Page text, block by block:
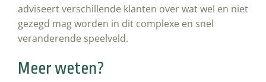
adviseert verschillende klanten over wat wel en niet
gezegd mag worden in dit complexe en snel
veranderende speelveld.
Meer weten?